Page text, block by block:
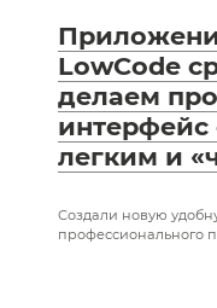
LowCode
делаем
легким и
Создали новую
профессионального